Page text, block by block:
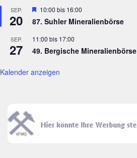
SEP.
20
Hervorgehoben
10:00 bis 16:00
87. Suhler Mineralienbörse
SEP.
27
11:00 bis 17:00
49. Bergische Mineralienbörse
Kalender anzeigen